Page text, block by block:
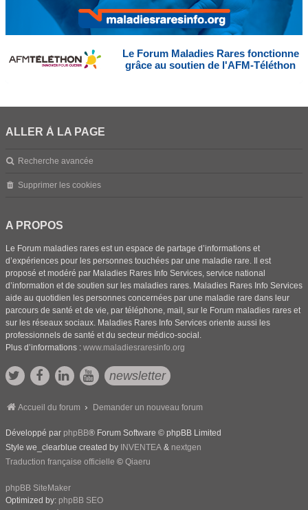
Le Forum Maladies Rares fonctionne
grâce au soutien de l'AFM-Téléthon
ALLER À LA PAGE
Recherche avancée
Supprimer les cookies
A PROPOS
Le Forum maladies rares est un espace de partage d’informations et
d’expériences pour les personnes touchées par une maladie rare. Il est
proposé et modéré par Maladies Rares Info Services, service national
d’information et de soutien sur les maladies rares. Maladies Rares Info Services
aide au quotidien les personnes concernées par une maladie rare dans leur
parcours de santé et de vie, par téléphone, mail, sur le Forum maladies rares et
sur les réseaux sociaux. Maladies Rares Info Services oriente aussi les
professionnels de santé et du secteur médico-social.
Plus d’informations : www.maladiesraresinfo.org
newsletter
Accueil du forum Demander un nouveau forum
Développé par phpBB® Forum Software © phpBB Limited
Style we_clearblue created by INVENTEA & nextgen
Traduction française officielle © Qiaeru
phpBB SiteMaker
Optimized by: phpBB SEO